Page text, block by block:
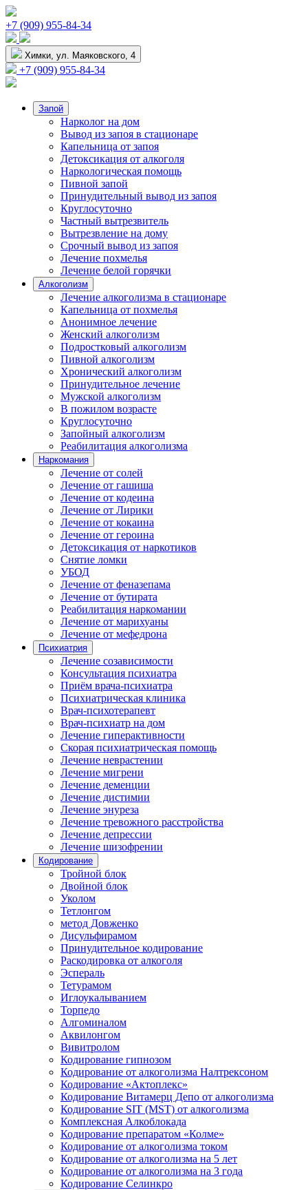
+7 (909) 955-84-34
Химки, ул. Маяковского, 4
+7 (909) 955-84-34
Запой
Нарколог на дом
Вывод из запоя в стационаре
Капельница от запоя
Детоксикация от алкоголя
Наркологическая помощь
Пивной запой
Принудительный вывод из запоя
Круглосуточно
Частный вытрезвитель
Вытрезвление на дому
Срочный вывод из запоя
Лечение похмелья
Лечение белой горячки
Алкоголизм
Лечение алкоголизма в стационаре
Капельница от похмелья
Анонимное лечение
Женский алкоголизм
Подростковый алкоголизм
Пивной алкоголизм
Хронический алкоголизм
Принудительное лечение
Мужской алкоголизм
В пожилом возрасте
Круглосуточно
Запойный алкоголизм
Реабилитация алкоголизма
Наркомания
Лечение от солей
Лечение от гашиша
Лечение от кодеина
Лечение от Лирики
Лечение от кокаина
Лечение от героина
Детоксикация от наркотиков
Снятие ломки
УБОД
Лечение от феназепама
Лечение от бутирата
Реабилитация наркомании
Лечение от марихуаны
Лечение от мефедрона
Психиатрия
Лечение созависимости
Консультация психиатра
Приём врача-психиатра
Психиатрическая клиника
Врач-психотерапевт
Врач-психиатр на дом
Лечение гиперактивности
Скорая психиатрическая помощь
Лечение неврастении
Лечение мигрени
Лечение деменции
Лечение дистимии
Лечение энуреза
Лечение тревожного расстройства
Лечение депрессии
Лечение шизофрении
Кодирование
Тройной блок
Двойной блок
Уколом
Тетлонгом
метод Довженко
Дисульфирамом
Принудительное кодирование
Раскодировка от алкоголя
Эспераль
Тетурамом
Иглоукалыванием
Торпедо
Алгоминалом
Аквилонгом
Вивитролом
Кодирование гипнозом
Кодирование от алкоголизма Налтрексоном
Кодирование «Актоплекс»
Кодирование Витамерц Депо от алкоголизма
Кодирование SIT (MST) от алкоголизма
Комплексная Алкоблокада
Кодирование препаратом «Колме»
Кодирование от алкоголизма током
Кодирование от алкоголизма на 5 лет
Кодирование от алкоголизма на 3 года
Кодирование Селинкро